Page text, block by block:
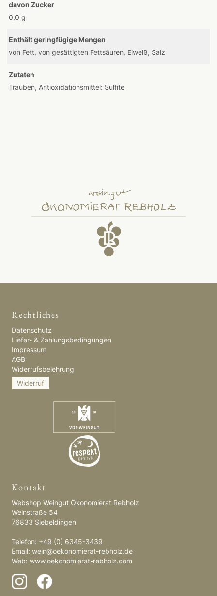
davon Zucker
0,0 g
Enthält geringfügige Mengen
von Fett, von gesättigten Fettsäuren, Eiweiß, Salz
Zutaten
Trauben, Antioxidationsmittel: Sulfite
Rechtliches
Datenschutz
Liefer- & Zahlungsbedingungen
Impressum
AGB
Widerrufsbelehrung
Widerruf
Kontakt
Webshop Weingut Ökonomierat Rebholz
Weinstraße 54
76833 Siebeldingen
Telefon: +49 (0) 6345-3439
Email: wein@oekonomierat-rebholz.de
Web: www.oekonomierat-rebholz.com